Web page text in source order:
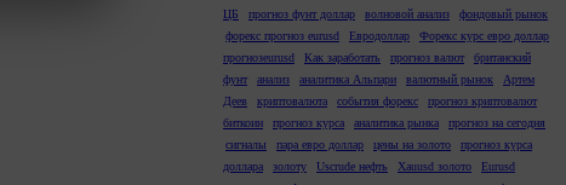
ЦБ
прогноз фунт доллар волновой анализ
фондовый рынок
форекс прогноз eurusd
Евродоллар
Форекс курс евро доллар
прогнозeurusd
Как заработать прогноз валют
британский
фунт
анализ аналитика Альпари валютный рынок
Артем
Деев
криптовалюта события форекс
прогноз криптовалют
биткоин
прогноз курса аналитика рынка
прогноз на сегодня
сигналы
пара евро доллар цены на золото
прогноз курса
доллара
золоту Uscrude нефть Xauusd золото
Eurusd